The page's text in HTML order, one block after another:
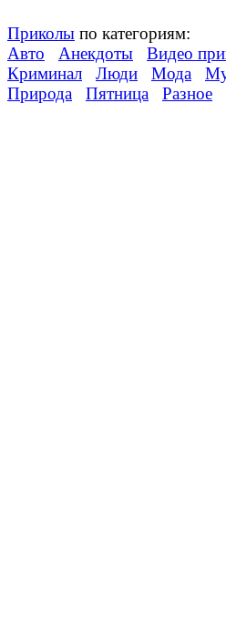
Приколы по категориям:
Авто
Анекдоты Видео
Криминал
Люди Мода
Природа
Пятница Разное